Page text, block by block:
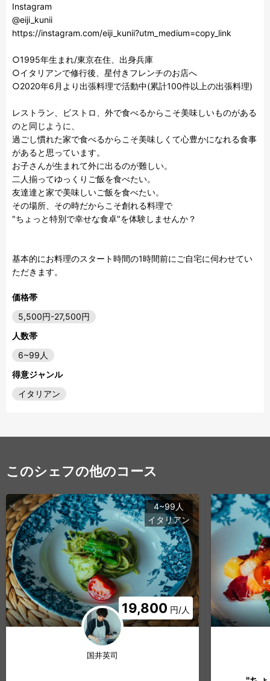
Instagram
@eiji_kunii
https://instagram.com/eiji_kunii?utm_medium=copy_link
○1995年生まれ/東京在住、出身兵庫
○イタリアンで修行後、星付きフレンチのお店へ
○2020年6月より出張料理で活動中(累計100件以上の出張料理)
レストラン、ビストロ、外で食べるからこそ美味しいものがある
のと同じように、
過ごし慣れた家で食べるからこそ美味しくて心豊かになれる食事
があると思っています。
お子さんが生まれて外に出るのが難しい。
二人揃ってゆっくりご飯を食べたい。
友達達と家で美味しいご飯を食べたい。
その場所、その時だからこそ創れる料理で
"ちょっと特別で幸せな食卓"を体験しませんか？
基本的にお料理のスタート時間の1時間前にご自宅に伺わせてい
ただきます。
価格帯
5,500円-27,500円
人数帯
6~99人
得意ジャンル
イタリアン
このシェフの他のコース
19,800 円/人
4~99人
イタリアン
国井英司